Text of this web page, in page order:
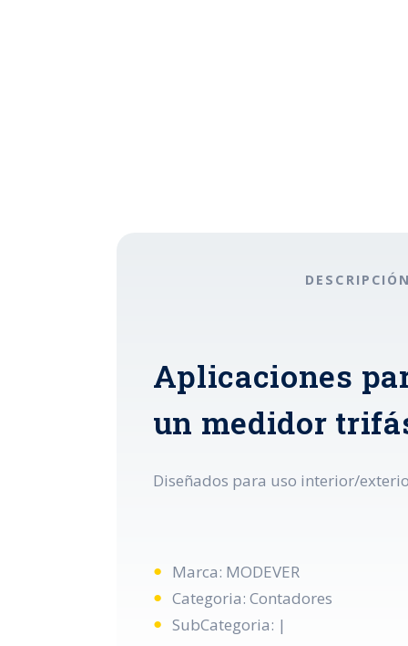
DESCRIPCIÓN
Aplicaciones
un medidor
Diseñados para uso interior/
Marca: MODEVER
Categoria: Contadores
SubCategoria: |